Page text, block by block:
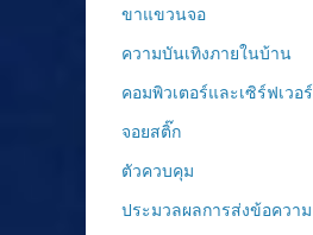
ขาแขวนจอ
ความบันเทิงภายในบ้าน
คอมพิวเตอร์และเซิร์ฟเวอร์
จอยสติ๊ก
ตัวควบคุม
ประมวลผลการส่งข้อความ